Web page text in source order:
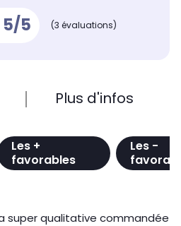
5/5 (3 évaluations)
Plus d'infos
Les +
favorables
Les -
super qualitative commandée